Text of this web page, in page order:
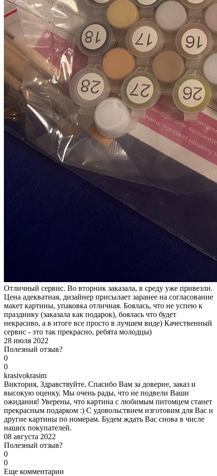
Отличный сервис. Во вторник заказала, в среду уже привезли.
Цена адекватная, дизайнер присылает заранее на согласование
макет картины, упаковка отличная. Боялась, что не успею к
празднику (заказала как подарок), боялась что будет
некрасиво, а в итоге все просто в лучшем виде) Качественный
сервис - это так прекрасно, ребята молодцы)
28 июля 2022
Полезный отзыв?
0
0
krasivokrasim
Виктория, Здравствуйте. Спасибо Вам за доверие, заказ и
высокую оценку. Мы очень рады, что не подвели Ваши
ожидания! Уверены, что картина с любимым питомцем станет
прекрасным подарком :) С удовольствием изготовим для Вас и
другие картины по номерам. Будем ждать Вас снова в числе
наших покупателей.
08 августа 2022
Полезный отзыв?
0
0
Еще комментарии